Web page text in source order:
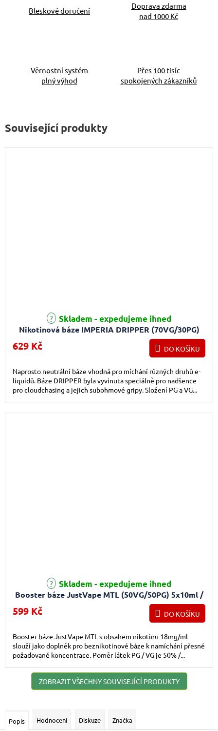
Bleskové doručení
Doprava zdarma
nad 1000 Kč
Věrnostní systém
plný výhod
Přes 100 tisíc
spokojených zákazníků
Související produkty
Nikotinová báze IMPERIA DRIPPER (70VG/30PG)
Průměrné hodnocení produktu je 5,0 z 5 hvězdiček.
Skladem - expedujeme ihned
629 Kč DO KOŠÍKU
Naprosto neutrální báze vhodná pro míchání různých druhů e-
liquidů. Báze DRIPPER byla vyvinuta speciálně pro nadšence
pro cloudchasing a jejich subohmové gripy. Složení PG a VG...
Booster báze JustVape MTL (50VG/50PG) 5x10ml /
Průměrné hodnocení produktu je 5,0 z 5 hvězdiček.
Skladem - expedujeme ihned
599 Kč DO KOŠÍKU
Booster báze JustVape MTL s obsahem nikotinu 18mg/ml
slouží jako doplněk pro beznikotinové báze k namíchání přesné
požadované koncentrace. Poměr látek PG / VG je 50% /...
ZOBRAZIT VŠECHNY SOUVISEJÍCÍ PRODUKTY
Popis Hodnocení Diskuze Značka